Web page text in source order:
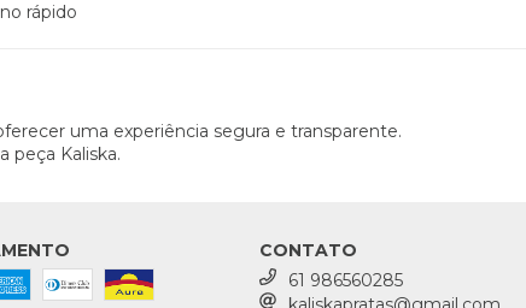
rápido
uma experiência segura e transparente.
peça Kaliska.
CONTATO
61 986560285